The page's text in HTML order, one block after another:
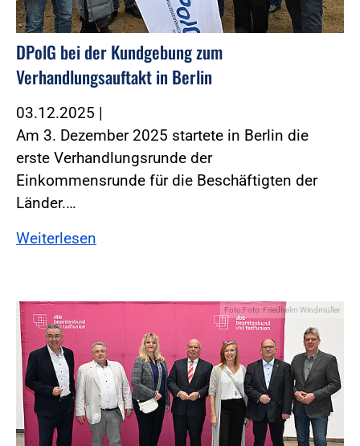
DPolG bei der Kundgebung zum
Verhandlungsauftakt in Berlin
03.12.2025 |
Am 3. Dezember 2025 startete in Berlin die
erste Verhandlungsrunde der
Einkommensrunde für die Beschäftigten der
Länder.…
Weiterlesen
Foto:Foto: Friedhelm Windmüller